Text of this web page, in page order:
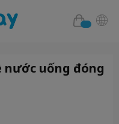
nước uống đóng